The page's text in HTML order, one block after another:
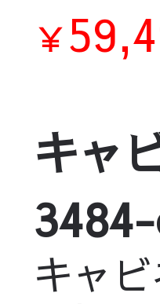
￥
キャ
キャ